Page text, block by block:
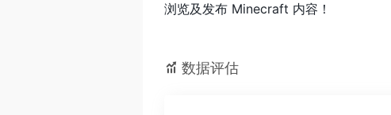
浏览及发布 Minecraft 内容！
数据评估